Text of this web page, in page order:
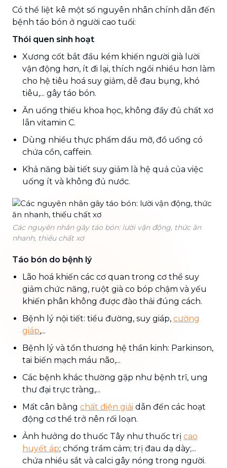
Có thể liệt kê một số nguyên nhân chính dẫn đến
bệnh táo bón ở người cao tuổi:
Thói quen sinh hoạt
Xương cốt bắt đầu kém khiến người già lười
vận động hơn, ít đi lại, thích ngồi nhiều hơn làm
cho hệ tiêu hoá suy giảm, dễ đau bụng, khó
tiêu,... gây táo bón.
Ăn uống thiếu khoa học, không đầy đủ chất xơ
lẫn vitamin C.
Dùng nhiều thực phẩm dầu mỡ, đồ uống có
chứa cồn, caffein.
Khả năng bài tiết suy giảm là hệ quả của việc
uống ít và không đủ nước.
Các nguyên nhân gây táo bón: lười vận động, thức ăn
nhanh, thiếu chất xơ
Táo bón do bệnh lý
Lão hoá khiến các cơ quan trong cơ thể suy
giảm chức năng, ruột già co bóp chậm và yếu
khiến phân không được đào thải đúng cách.
Bệnh lý nội tiết: tiểu đường, suy giáp, cường
giáp,...
Bệnh lý và tổn thương hệ thần kinh: Parkinson,
tai biến mạch máu não,...
Các bệnh khác thường gặp như bệnh trĩ, ung
thư đại trực tràng,...
Mất cân bằng chất điện giải dẫn đến các hoạt
động cơ thể trở nên rối loạn.
Ảnh hưởng do thuốc Tây như thuốc trị cao
huyết áp; chống trầm cảm; trị đau dạ dày;...
chứa nhiều sắt và calci gây nóng trong người.